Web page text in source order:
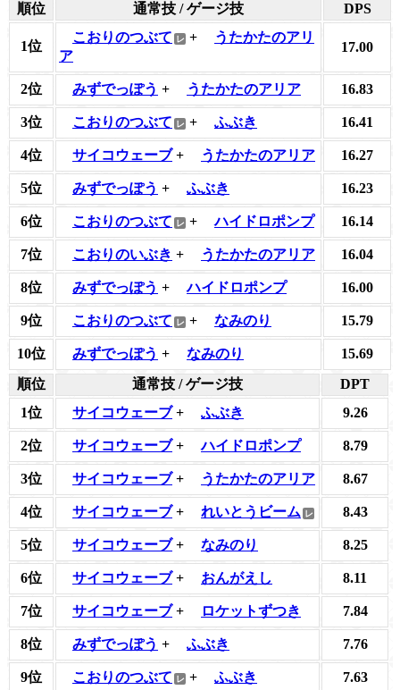
順位 通常技 / ゲージ技 DPS
1位
こおりのつぶて +
うたかたのアリ
ア
17.00
2位 みずでっぽう + うたかたのアリア 16.83
3位 こおりのつぶて + ふぶき 16.41
4位 サイコウェーブ+ うたかたのアリア 16.27
5位 みずでっぽう + ふぶき 16.23
6位 こおりのつぶて + ハイドロポンプ 16.14
7位 こおりのいぶき + うたかたのアリア 16.04
8位 みずでっぽう + ハイドロポンプ 16.00
9位 こおりのつぶて + なみのり 15.79
10位 みずでっぽう + なみのり
15.69
順位
通常技 / ゲージ技
DPT
1位
サイコウェーブ+ ふぶき 9.26
2位 サイコウェーブ+ ハイドロポンプ 8.79
3位 サイコウェーブ+ うたかたのアリア 8.67
4位 サイコウェーブ+ れいとうビーム 8.43
5位 サイコウェーブ+ なみのり 8.25
6位 サイコウェーブ+ おんがえし 8.11
7位 サイコウェーブ+ ロケットずつき 7.84
8位 みずでっぽう + ふぶき 7.76
9位 こおりのつぶて + ふぶき 7.63